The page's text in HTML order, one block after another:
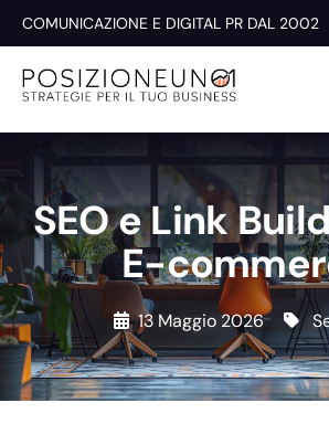
COMUNICAZIONE E DIGITAL PR DAL 2002
SEO e Link
E-
13 Maggio 2026